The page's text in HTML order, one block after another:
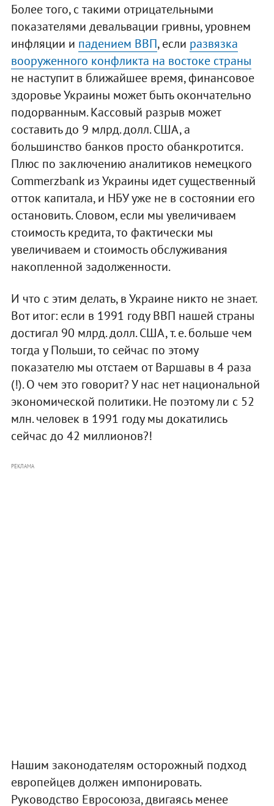
Более того, с такими отрицательными
показателями девальвации гривны, уровнем
инфляции и падением ВВП, если развязка
вооруженного конфликта на востоке страны
не наступит в ближайшее время, финансовое
здоровье Украины может быть окончательно
подорванным. Кассовый разрыв может
составить до 9 млрд. долл. США, а
большинство банков просто обанкротится.
Плюс по заключению аналитиков немецкого
Commerzbank из Украины идет существенный
отток капитала, и НБУ уже не в состоянии его
остановить. Словом, если мы увеличиваем
стоимость кредита, то фактически мы
увеличиваем и стоимость обслуживания
накопленной задолженности.
И что с этим делать, в Украине никто не знает.
Вот итог: если в 1991 году ВВП нашей страны
достигал 90 млрд. долл. США, т. е. больше чем
тогда у Польши, то сейчас по этому
показателю мы отстаем от Варшавы в 4 раза
(!). О чем это говорит? У нас нет национальной
экономической политики. Не поэтому ли с 52
млн. человек в 1991 году мы докатились
сейчас до 42 миллионов?!
РЕКЛАМА
Нашим законодателям осторожный подход
европейцев должен импонировать.
Руководство Евросоюза, двигаясь менее